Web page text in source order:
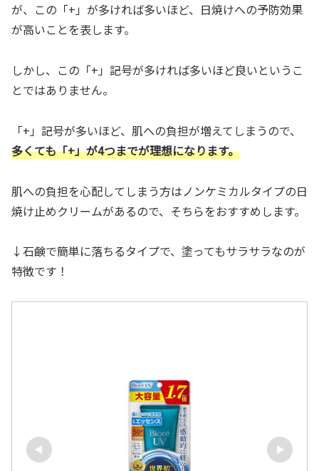
が、この「+」が多ければ多いほど、日焼けへの予防効果
が高いことを表します。
しかし、この「+」記号が多ければ多いほど良いというこ
とではありません。
「+」記号が多いほど、肌への負担が増えてしまうので、
多くても「+」が4つまでが理想になります。
肌への負担を心配してしまう方はノンケミカルタイプの日
焼け止めクリームがあるので、そちらをおすすめします。
↓石鹸で簡単に落ちるタイプで、塗ってもサラサラなのが
特徴です！